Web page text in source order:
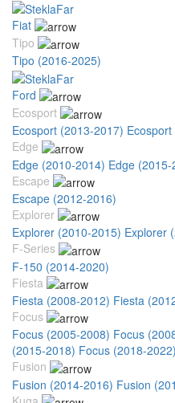
Fiat
Tipo
Tipo (2016-2025)
Ford
Ecosport
Ecosport (2013-2017)
Edge
Edge (2010-2014) Edge (2015-
Escape
Escape (2012-2016)
Explorer
Explorer (2010-2015) Explorer
F-Series
F-150 (2014-2020)
Fiesta
Fiesta (2008-2012) Fiesta
Focus
Focus (2005-2008) Focus
(2015-2018) Focus (2018-2022)
Fusion
Fusion (2014-2016) Fusion